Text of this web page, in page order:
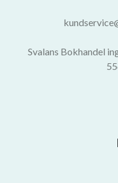
Svalans Bokhandel